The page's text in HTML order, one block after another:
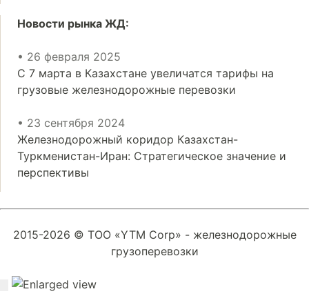
Новости рынка ЖД:
• 26 февраля 2025
С 7 марта в Казахстане увеличатся тарифы на
грузовые железнодорожные перевозки
• 23 сентября 2024
Железнодорожный коридор Казахстан-
Туркменистан-Иран: Стратегическое значение и
перспективы
2015-2026 © ТОО «YTM Corp» - железнодорожные
грузоперевозки